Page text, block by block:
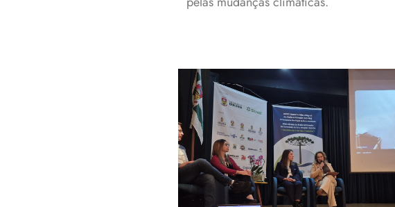
Participantes defenderam
coletivas na prevenção de
acidentes climáticos